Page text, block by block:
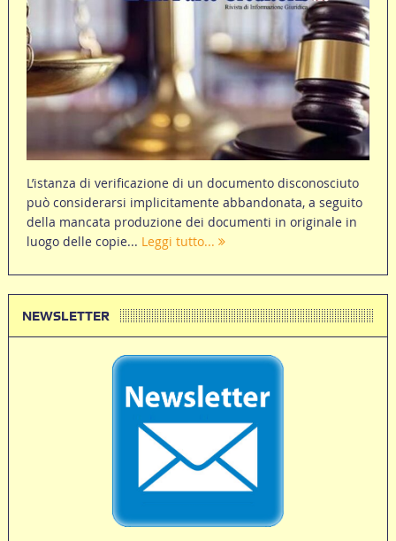
L’istanza di verificazione di un documento disconosciuto
può considerarsi implicitamente abbandonata, a seguito
della mancata produzione dei documenti in originale in
luogo delle copie... Leggi tutto...
NEWSLETTER